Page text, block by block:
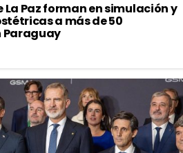
La Paz forman en simulación y
a más de 50
Paraguay